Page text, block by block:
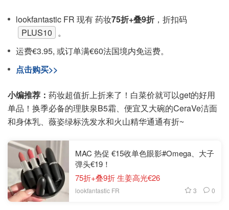
lookfantastic FR 现有 药妆75折+叠9折 ，折扣码
PLUS10 。
运费€3.95, 或订单满€60法国境内免运费。
点击购买>>
小编推荐： 药妆超值折上折来了！白菜价就可以get的好用
单品！换季必备的理肤泉B5霜、便宜又大碗的CeraVe洁面
和身体乳、薇姿绿标洗发水和火山精华通通有折~
MAC 热促 €15收单色眼影#Omega、大子
弹头€19！
75折+叠9折 生姜高光€26
lookfantastic FR 3 0